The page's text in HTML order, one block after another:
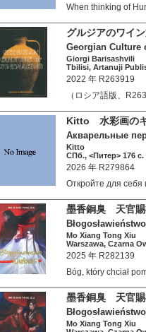
When thinking of
グルジアのワイ
Georgian Culture
Giorgi Barisashvili
Tbilisi, Artanuji
2022 年 R263919
（ロシア語版、
Kitto 水彩画の
Акварельные
Kitto
СПб., <Питер> 176 c.
2026 年 R279864
Откройте для себя
墨香銅臭 天官
Mo Xiang Tong Xiu
Warszawa, Czarna
2025 年 R282139
Bóg, który chciał
墨香銅臭 天官
Mo Xiang Tong Xiu